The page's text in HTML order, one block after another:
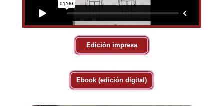
Edición impresa
Ebook (edición digital)